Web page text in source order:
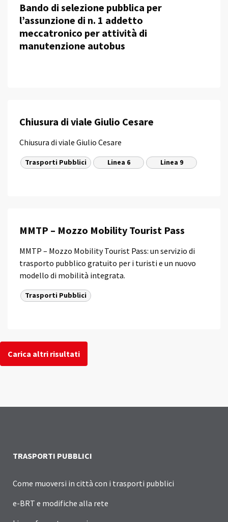
Bando di selezione pubblica per
l’assunzione di n. 1 addetto
meccatronico per attività di
manutenzione autobus
Chiusura di viale Giulio Cesare
Chiusura di viale Giulio Cesare
Trasporti Pubblici Linea 6 Linea 9
MMTP – Mozzo Mobility Tourist Pass
MMTP – Mozzo Mobility Tourist Pass: un servizio di
trasporto pubblico gratuito per i turisti e un nuovo
modello di mobilità integrata.
Trasporti Pubblici
Carica altri risultati
TRASPORTI PUBBLICI
Come muoversi in città con i trasporti pubblici
e-BRT e modifiche alla rete